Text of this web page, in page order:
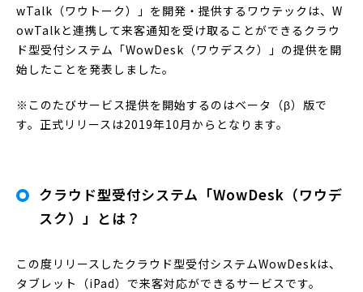
wTalk（ワウトーク）」を開発・提供するワウテックは、W
owTalkと連携して来客通知を受け取ることができるクラウ
ド型受付システム「WowDesk（ワウデスク）」の提供を開
始したことを発表しました。
※このたびサービス提供を開始するのはベータ（β）版で
す。正式リリースは2019年10月からとなります。
クラウド型受付システム「WowDesk（ワウデ
スク）」とは？
この度リリースしたクラウド型受付システムWowDeskは、
タブレット（iPad）で来客対応ができるサービスです。